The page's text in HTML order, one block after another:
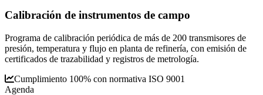
Calibración de instrumentos de campo
Programa de calibración periódica de más de 200 transmisores de
presión, temperatura y flujo en planta de refinería, con emisión de
certificados de trazabilidad y registros de metrología.
Cumplimiento 100% con normativa ISO 9001
Agenda